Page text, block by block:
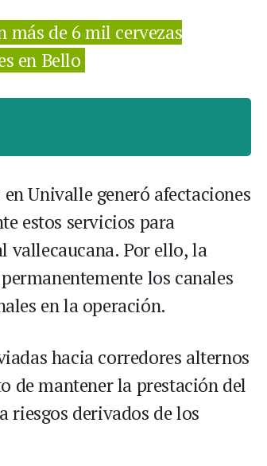
más de 6 mil cervezas
en Bello
Univalle generó afectaciones
estos servicios para
vallecaucana. Por ello, la
los canales
en la operación.
hacia corredores alternos
de mantener la prestación del
riesgos derivados de los